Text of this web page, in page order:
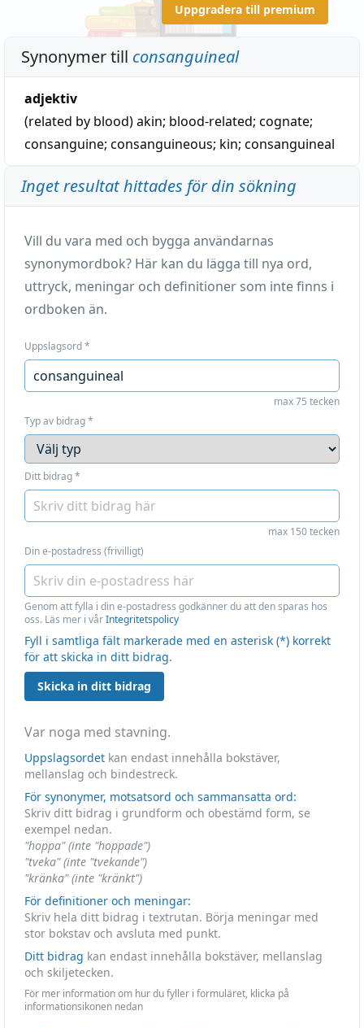
Uppgradera till premium
Synonymer till consanguineal
adjektiv
(related by blood)akin; blood-related; cognate;
consanguine; consanguineous; kin; consanguineal
Inget resultat hittades för din sökning
Vill du vara med och bygga användarnas
synonymordbok? Här kan du lägga till nya ord,
uttryck, meningar och definitioner som inte finns i
ordboken än.
Uppslagsord*
max 75 tecken
Typ av bidrag*
Ditt bidrag*
max 150 tecken
Din e-postadress (frivilligt)
Genom att fylla i din e-postadress godkänner du att den sparas hos
oss. Läs mer i vårIntegritetspolicy
Fyll i samtliga fält markerade med en asterisk (*) korrekt
för att skicka in ditt bidrag.
Skicka in ditt bidrag
Var noga med stavning.
Uppslagsordet kan endast innehålla bokstäver,
mellanslag och bindestreck.
För synonymer, motsatsord och sammansatta ord:
Skriv ditt bidrag i grundform och obestämd form, se
exempel nedan.
"hoppa" (inte "hoppade")
"tveka" (inte "tvekande")
"kränka" (inte "kränkt")
För definitioner och meningar:
Skriv hela ditt bidrag i textrutan. Börja meningar med
stor bokstav och avsluta med punkt.
Ditt bidrag kan endast innehålla bokstäver, mellanslag
och skiljetecken.
För mer information om hur du fyller i formuläret, klicka på
informationsikonen nedan